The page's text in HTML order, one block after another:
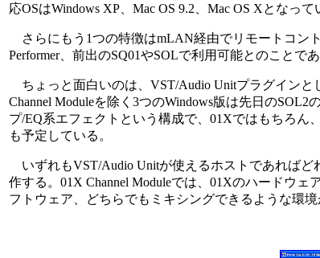
応OSはWindows XP、Mac OS 9.2、Mac OS Xとなって
さらにもう1つの特徴はmLAN経由でリモートコン
Performer、前出のSQ01やSOLで利用可能とのことであ
ちょっと面白いのは、VST/Audio Unitプラグインと
Channel Moduleを除く3つのWindows版は先日の
プ/EQ系エフェクトという構成で、01Xではもちろん
も予定している。
いずれもVST/Audio Unitが使えるホストであればど
作する。01X Channel Moduleでは、01Xのハードウ
フトウェア、どちらでもミキシングできるような環境